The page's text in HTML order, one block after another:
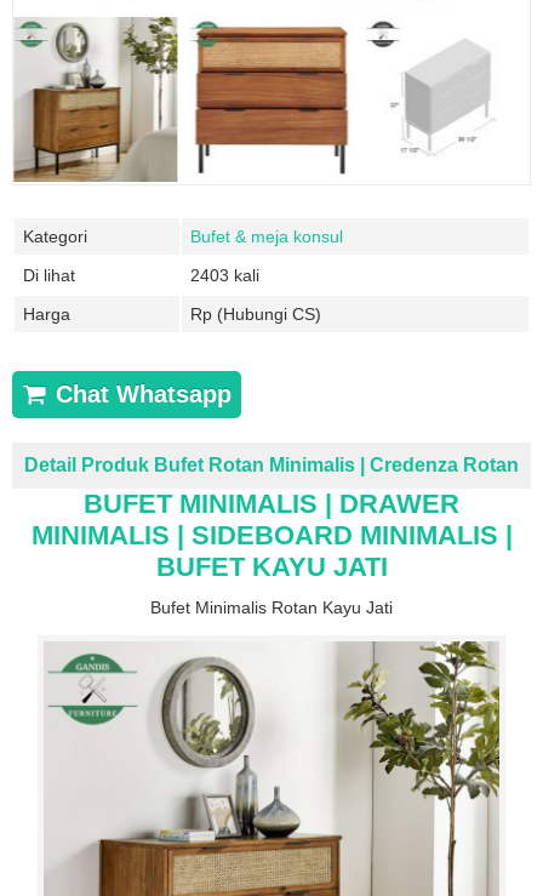
Kategori
Bufet & meja konsul
Di lihat
2403 kali
Harga
Rp (Hubungi CS)
Chat Whatsapp
Detail Produk Bufet Rotan Minimalis | Credenza Rotan
BUFET MINIMALIS | DRAWER
MINIMALIS | SIDEBOARD MINIMALIS |
BUFET KAYU JATI
Bufet Minimalis Rotan Kayu Jati